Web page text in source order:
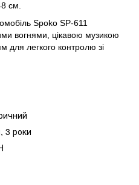
см.
Spoko SP-611
вогнями, цікавою музикою
для легкого контролю зі
3 роки